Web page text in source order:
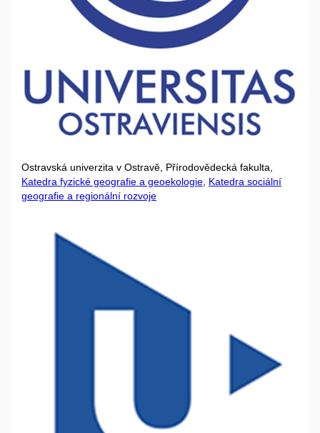
Ostravská univerzita v Ostravě, Přírodovědecká fakulta,
Katedra fyzické geografie a geoekologie Katedra sociální
geografie a regionální rozvoje